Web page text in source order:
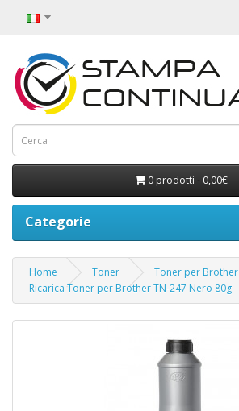
0 prodotti - 0,00€
Categorie
Home Toner
Toner per Brother
Ricarica Toner per Brother TN-247 Nero 80g